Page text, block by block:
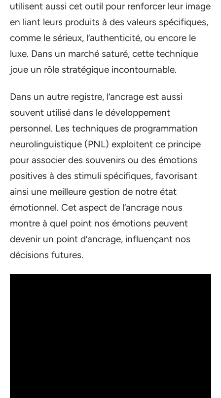
utilisent aussi cet outil pour renforcer leur image
en liant leurs produits à des valeurs spécifiques,
comme le sérieux, l’authenticité, ou encore le
luxe. Dans un marché saturé, cette technique
joue un rôle stratégique incontournable.
Dans un autre registre, l’ancrage est aussi
souvent utilisé dans le développement
personnel. Les techniques de programmation
neurolinguistique (PNL) exploitent ce principe
pour associer des souvenirs ou des émotions
positives à des stimuli spécifiques, favorisant
ainsi une meilleure gestion de notre état
émotionnel. Cet aspect de l’ancrage nous
montre à quel point nos émotions peuvent
devenir un point d’ancrage, influençant nos
décisions futures.